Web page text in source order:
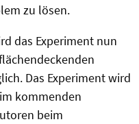
zu lösen.
das Experiment nun
Das Experiment wird
kommenden
beim